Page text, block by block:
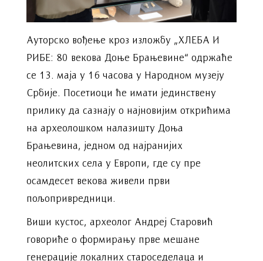
Ауторско вођење кроз изложбу „ХЛЕБА И
РИБЕ: 80 векова Доње Брањевине“ одржаће
се 13. маја у 16 часова у Народном музеју
Србије. Посетиоци ће имати јединствену
прилику да сазнају о најновијим открићима
на археолошком налазишту Доња
Брањевина, једном од најранијих
неолитских села у Европи, где су пре
осамдесет векова живели први
пољопривредници.
Виши кустос, археолог Андреј Старовић
говориће о формирању прве мешане
генерације локалних староседелаца и